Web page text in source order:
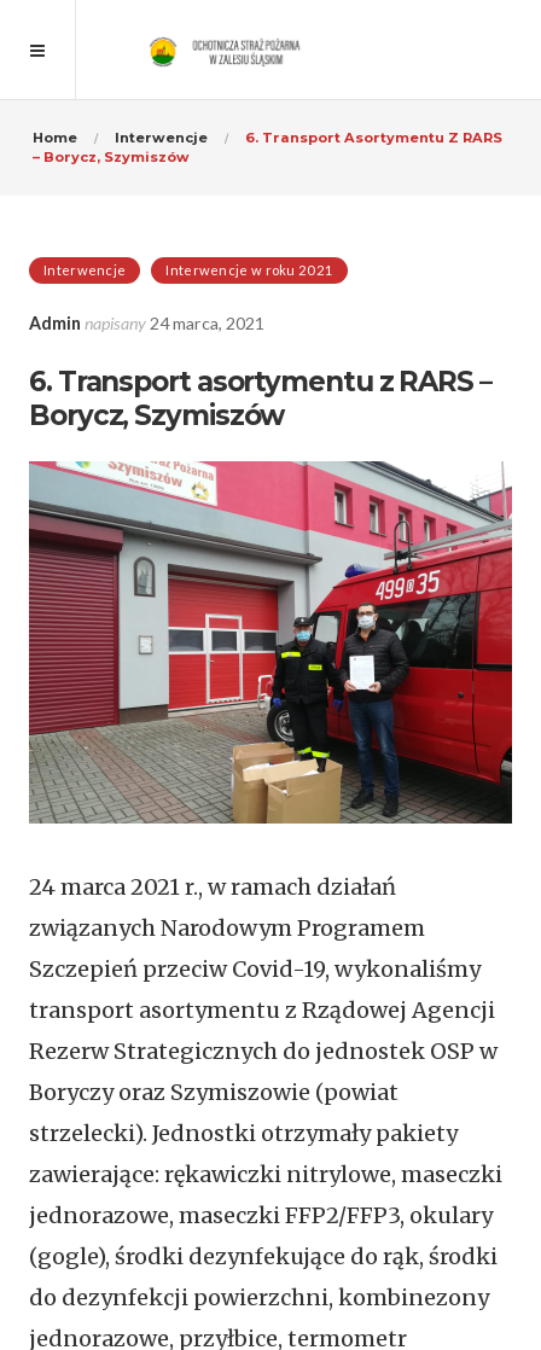
Home Interwencje
6. Transport Asortymentu Z RARS
– Borycz, Szymiszów
Interwencje Interwencje w roku 2021
Admin napisany24 marca, 2021
6. Transport asortymentu z RARS –
Borycz, Szymiszów
24 marca 2021 r., w ramach działań
związanych Narodowym Programem
Szczepień przeciw Covid-19, wykonaliśmy
transport asortymentu z Rządowej Agencji
Rezerw Strategicznych do jednostek OSP w
Boryczy oraz Szymiszowie (powiat
strzelecki). Jednostki otrzymały pakiety
zawierające: rękawiczki nitrylowe, maseczki
jednorazowe, maseczki FFP2/FFP3, okulary
(gogle), środki dezynfekujące do rąk, środki
do dezynfekcji powierzchni, kombinezony
jednorazowe, przyłbice, termometr